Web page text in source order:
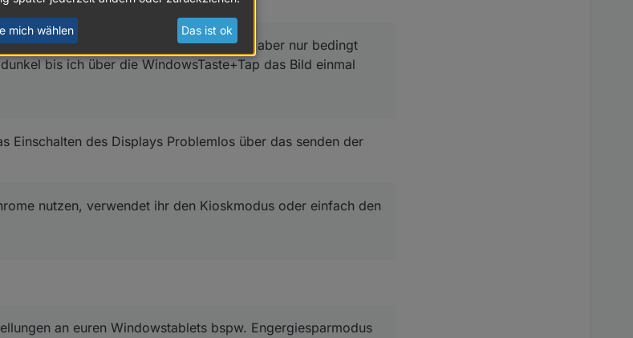
das aktuell über key=SHIFT. Was aber nur bedingt
bis ich über die WindowsTaste+Tap das Bild einmal
Einschalten des Displays Problemlos über das senden der
nutzen, verwendet ihr den Kioskmodus oder einfach den
an euren Windowstablets bspw. Engergiesparmodus
mich wählen Das ist ok